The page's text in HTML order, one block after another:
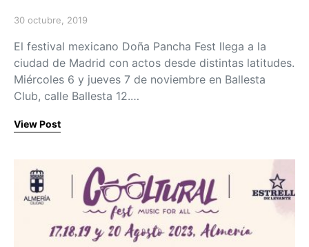
Posted on
30 octubre, 2019
El festival mexicano Doña Pancha Fest llega a la
ciudad de Madrid con actos desde distintas latitudes.
Miércoles 6 y jueves 7 de noviembre en Ballesta
Club, calle Ballesta 12.…
View Post